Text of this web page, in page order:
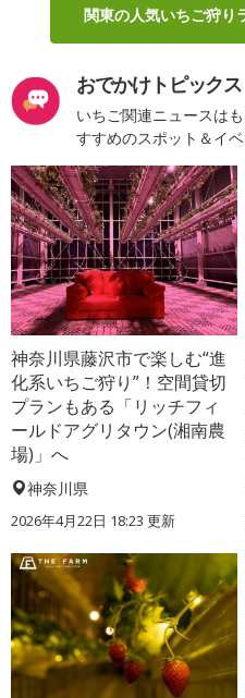
関東の人気いちご狩り
おでかけトピックス
いちご関連ニュースは
すすめのスポット＆イ
神奈川県藤沢市で楽しむ“進
化系いちご狩り”！空間貸切
プランもある「リッチフィ
ールドアグリタウン(湘南農
場)」へ
神奈川県
2026年4月22日 18:23 更新